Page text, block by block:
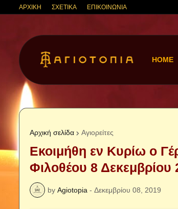
ΑΡΧΙΚΗ ΣΧΕΤΙΚΑ ΕΠΙΚΟΙΝΩΝΙΑ
HOME
Αρχική σελίδα Αγιορείτες
Εκοιμήθη εν Κυρίω ο
Φιλοθέου 8 Δεκεμβρίου
by Agiotopia - Δεκεμβρίου 08, 2019